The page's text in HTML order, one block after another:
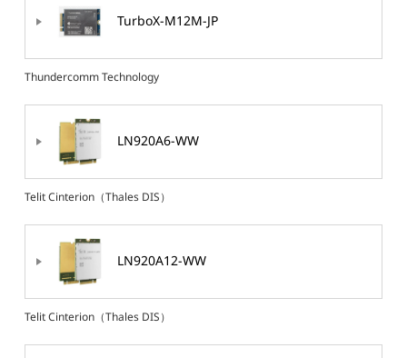
TurboX-M12M-JP
Thundercomm Technology
LN920A6-WW
Telit Cinterion（Thales DIS）
LN920A12-WW
Telit Cinterion（Thales DIS）